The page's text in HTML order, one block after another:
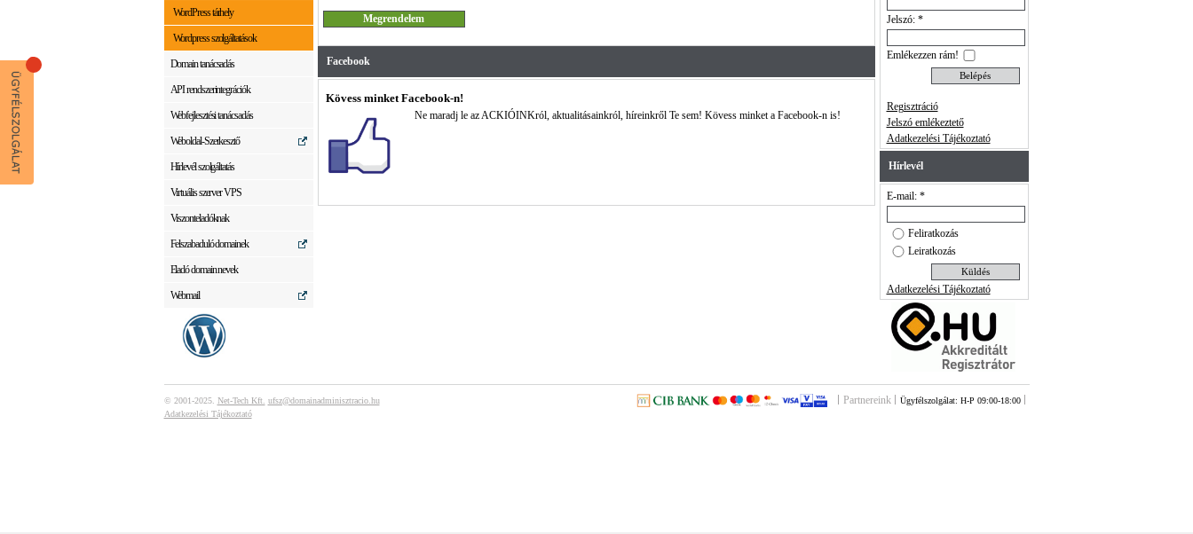
WordPress tárhely
Wordpress szolgáltatások
Domain tanácsadás
API rendszerintegrációk
Webfejlesztési tanácsadás
Weboldal-Szerkesztő
Hírlevél szolgáltatás
Virtuális szerver VPS
Viszonteladóknak
Felszabaduló domainek
Eladó domain nevek
Webmail
Facebook
Kövess minket Facebook-n!
Ne maradj le az ACKIÓINKról, aktualitásainkról, híreinkről Te sem! Kövess minket a Facebook-n is!
Jelszó: *
Emlékezzen rám!
Regisztráció
Jelszó emlékeztető
Adatkezelési Tájékoztató
Hírlevél
E-mail: *
Feliratkozás
Leiratkozás
Adatkezelési Tájékoztató
© 2001-2025. Net-Tech Kft. ufsz@domainadminisztracio.hu
Adatkezelési Tájékoztató
Partnereink Ügyfélszolgálat: H-P 09:00-18:00